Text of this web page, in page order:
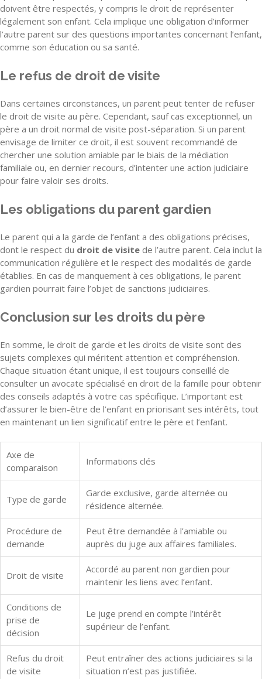
doivent être respectés, y compris le droit de représenter
légalement son enfant. Cela implique une obligation d’informer
l’autre parent sur des questions importantes concernant l’enfant,
comme son éducation ou sa santé.
Le refus de droit de visite
Dans certaines circonstances, un parent peut tenter de refuser
le droit de visite au père. Cependant, sauf cas exceptionnel, un
père a un droit normal de visite post-séparation. Si un parent
envisage de limiter ce droit, il est souvent recommandé de
chercher une solution amiable par le biais de la médiation
familiale ou, en dernier recours, d’intenter une action judiciaire
pour faire valoir ses droits.
Les obligations du parent gardien
Le parent qui a la garde de l’enfant a des obligations précises,
dont le respect du droit de visite de l’autre parent. Cela inclut la
communication régulière et le respect des modalités de garde
établies. En cas de manquement à ces obligations, le parent
gardien pourrait faire l’objet de sanctions judiciaires.
Conclusion sur les droits du père
En somme, le droit de garde et les droits de visite sont des
sujets complexes qui méritent attention et compréhension.
Chaque situation étant unique, il est toujours conseillé de
consulter un avocate spécialisé en droit de la famille pour obtenir
des conseils adaptés à votre cas spécifique. L’important est
d’assurer le bien-être de l’enfant en priorisant ses intérêts, tout
en maintenant un lien significatif entre le père et l’enfant.
Axe de
comparaison
Informations clés
Type de garde
Garde exclusive, garde alternée ou
résidence alternée.
Procédure de
demande
Peut être demandée à l’amiable ou
auprès du juge aux affaires familiales.
Droit de visite
Accordé au parent non gardien pour
maintenir les liens avec l’enfant.
Conditions de
prise de
décision
Le juge prend en compte l’intérêt
supérieur de l’enfant.
Refus du droit
de visite
Peut entraîner des actions judiciaires si la
situation n’est pas justifiée.